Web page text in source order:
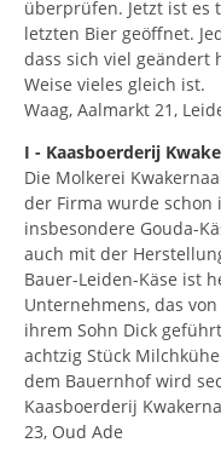
überprüfen. Jetzt ist es
letzten Bier geöffnet.
dass sich viel geändert
Weise vieles gleich ist.
Waag, Aalmarkt 21,
I - Kaasboerderij
Die Molkerei
der Firma wurde schon
insbesondere Gouda-
auch mit der
Bauer-Leiden-Käse ist
Unternehmens, das
ihrem Sohn Dick
achtzig Stück
dem Bauernhof wird
Kaasboerderij
23, Oud Ade